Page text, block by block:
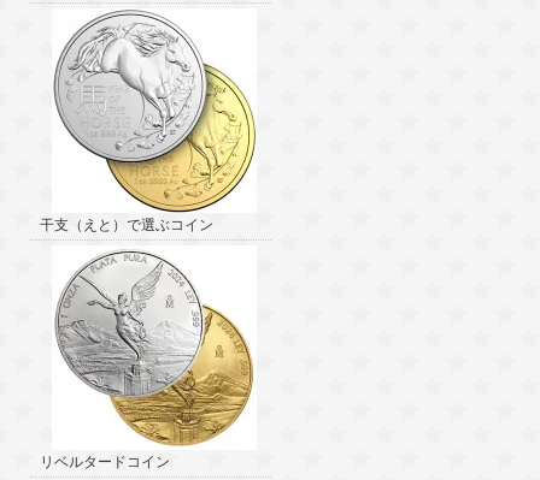
干支（えと）で選ぶコイン
リベルタードコイン